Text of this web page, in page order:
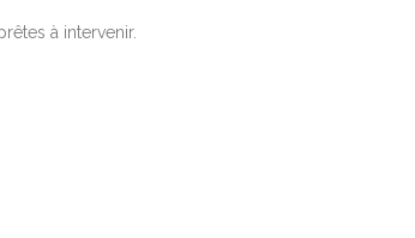
à intervenir.